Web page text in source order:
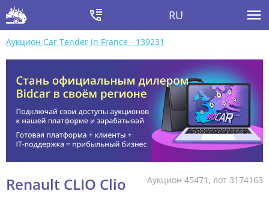
RU
Аукцион Car Tender in France - 139231
Аукцион 45471, лот 3174163
Renault CLIO Clio